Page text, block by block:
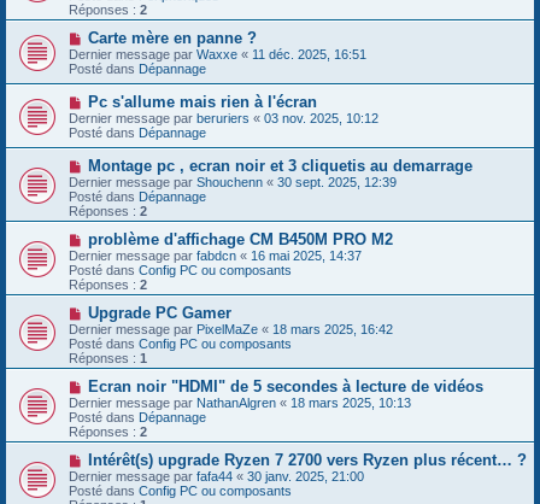
s
s
a
g
e
v
e
a
m
e
s
a
g
e
Réponses : 2
N
o
u
v
e
a
u
m
e
s
a
g
e
Carte mère en panne ?
Dernier message par Waxxe « 11 déc. 2025, 16:51
Posté dans Dépannage
N
o
u
v
e
a
u
m
e
a
g
e
Pc s'allume mais rien à l'écran
Dernier message par beruriers « 03 nov. 2025, 10:12
Posté dans Dépannage
N
o
u
v
e
a
u
m
e
s
s
a
g
e
Montage pc , ecran noir et 3 cliquetis au demarrage
Dernier message par Shouchenn « 30 sept. 2025, 12:39
Posté dans Dépannage
Réponses : 2
N
o
u
v
e
a
m
e
s
s
a
g
e
problème d'affichage CM B450M PRO M2
Dernier message par fabdcn « 16 mai 2025, 14:37
Posté dans Config PC ou composants
Réponses : 2
N
o
u
v
e
a
u
m
e
s
s
a
g
e
Upgrade PC Gamer
Dernier message par PixelMaZe « 18 mars 2025, 16:42
Posté dans Config PC ou composants
Réponses : 1
N
o
u
v
e
a
u
m
e
Ecran noir "HDMI" de 5 secondes à lecture de vidéos
Dernier message par NathanAlgren « 18 mars 2025, 10:13
Posté dans Dépannage
Réponses : 2
N
o
u
v
Intérêt(s) upgrade Ryzen 7 2700 vers Ryzen plus récent… ?
Dernier message par fafa44 « 30 janv. 2025, 21:00
Posté dans Config PC ou composants